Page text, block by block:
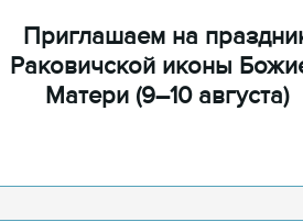
Приглашаем на
Раковичской иконы
Матери (9–10 августа)